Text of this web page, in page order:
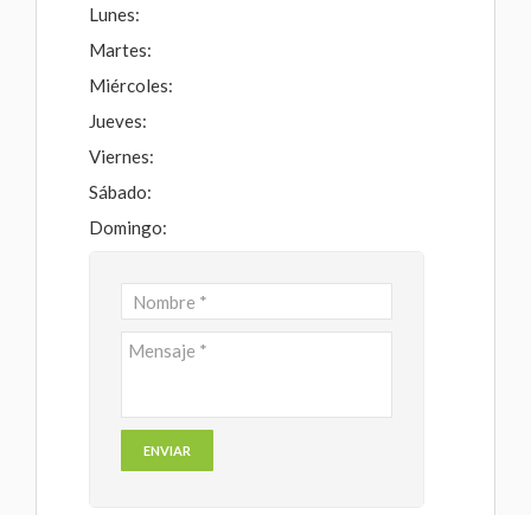
Lunes:
Martes:
Miércoles:
Jueves:
Viernes:
Sábado:
Domingo: